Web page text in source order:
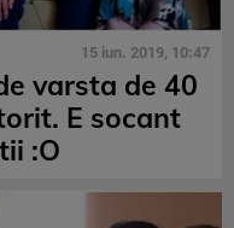
15 iun. 2019, 10:47
varsta de 40
E socant
:O